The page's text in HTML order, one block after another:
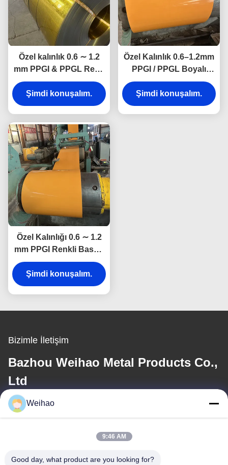
Özel kalınlık 0.6 ∼ 1.2
mm PPGI & PPGL Renk
kaplamalı önceden
boyanmış galvanizli
çelik bobinleri ve
Şimdi konuşalım.
Özel Kalınlık 0.6–1.2mm
PPGI / PPGL Boyalı
Galvanizli Renkli
Kaplamalı Çelik
Bobinler ve Levhalar
Şimdi konuşalım.
Özel Kalınlığı 0.6 ∼ 1.2
mm PPGI Renkli Baskılı
Dış Duvar ve Çatı
Panelleri İçin Galvanizli
Çelik Bobin
Şimdi konuşalım.
Bizimle İletişim
Bazhou Weihao Metal Products Co.,
Ltd
E-posta
Weihao
9:46 AM
Good day, what product are you looking for?